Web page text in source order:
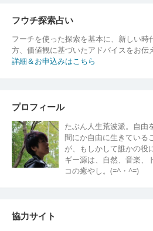
ー
シ
ョ
ン
フウチ探索占い
フーチを使った探索を基本に、新しい時
方、価値観に基づいたアドバイスをお伝
詳細＆お申込みはこちら
プロフィール
たぶん人生荒波派。自由
間にか自由に生きている
が、もしかして誰かの役
ギー源は、自然、音楽、
コの癒やし。(=^・^=)
協力サイト